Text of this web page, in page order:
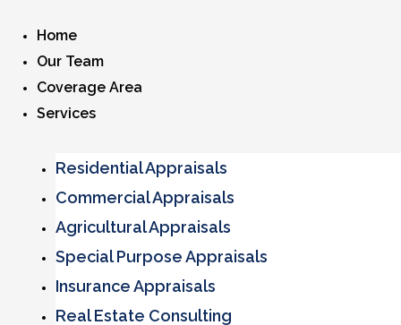
Home
Our Team
Coverage Area
Services
Residential Appraisals
Commercial Appraisals
Agricultural Appraisals
Special Purpose Appraisals
Insurance Appraisals
Real Estate Consulting